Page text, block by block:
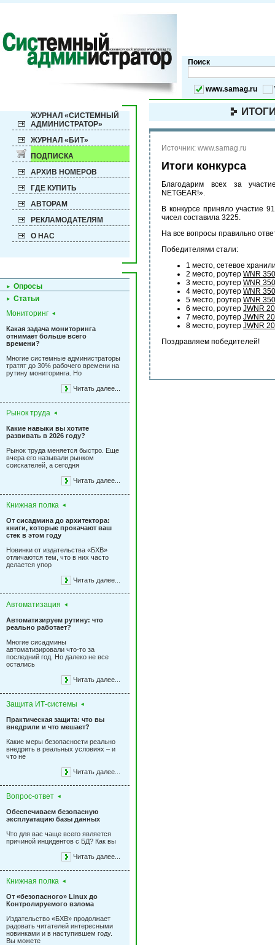
Поиск
www.samag.ru
ЖУРНАЛ «СИСТЕМНЫЙ
АДМИНИСТРАТОР»
ЖУРНАЛ «БИТ»
ПОДПИСКА
АРХИВ НОМЕРОВ
ГДЕ КУПИТЬ
АВТОРАМ
РЕКЛАМОДАТЕЛЯМ
О НАС
Опросы
Статьи
Мониторинг
Какая задача мониторинга
отнимает больше всего
времени?
Многие системные администраторы
тратят до 30% рабочего времени на
рутину мониторинга. Но
Читать далее...
Рынок труда
Какие навыки вы хотите
развивать в 2026 году?
Рынок труда меняется быстро. Еще
вчера его называли рынком
соискателей, а сегодня
Читать далее...
Книжная полка
От сисадмина до архитектора:
книги, которые прокачают ваш
стек в этом году
Новинки от издательства «БХВ»
отличаются тем, что в них часто
делается упор
Читать далее...
Автоматизация
Автоматизируем рутину: что
реально работает?
Многие сисадмины
автоматизировали что-то за
последний год. Но далеко не все
остались
Читать далее...
Защита ИТ-системы
Практическая защита: что вы
внедрили и что мешает?
Какие меры безопасности реально
внедрить в реальных условиях – и
что не
Читать далее...
Вопрос-ответ
Обеспечиваем безопасную
эксплуатацию базы данных
Что для вас чаще всего является
причиной инцидентов с БД? Как вы
Читать далее...
Книжная полка
От «безопасного» Linux до
Контролируемого взлома
Издательство «БХВ» продолжает
радовать читателей интересными
новинками и в наступившем году.
Вы можете
Источник: www.samag.ru
Итоги конкурса
Благодарим всех за
NETGEAR!».
В конкурсе приняло участие
чисел составила 3225.
На все вопросы правильно
Победителями стали:
1 место, сетевое
2 место, роутер WNR
3 место, роутер WNR
4 место, роутер WNR
5 место, роутер WNR
6 место, роутер JWNR
7 место, роутер JWNR
8 место, роутер JWNR
Поздравляем победителей!